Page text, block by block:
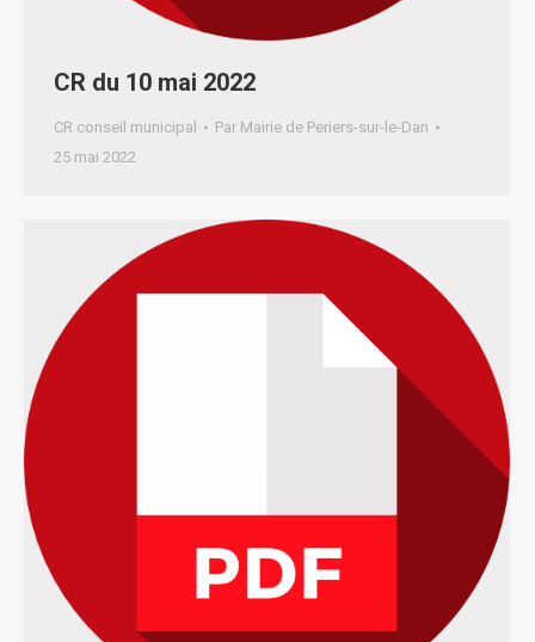
CR du 10 mai 2022
CR conseil municipal Par Mairie de Periers-sur-le-Dan
25 mai 2022